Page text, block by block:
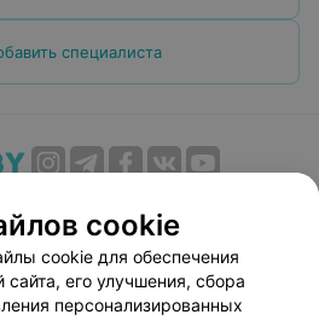
специалиста
Публичный договор
Способы оплаты
Партнеры
cookie
cookie для обеспечения
сайта, его улучшения, сбора
персонализированных